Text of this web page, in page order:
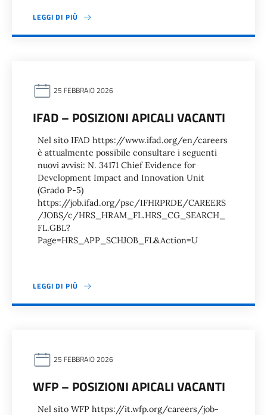
LEGGI DI PIÙ
25 FEBBRAIO 2026
IFAD – POSIZIONI APICALI VACANTI
Nel sito IFAD https://www.ifad.org/en/careers
è attualmente possibile consultare i seguenti
nuovi avvisi: N. 34171 Chief Evidence for
Development Impact and Innovation Unit
(Grado P-5)
https://job.ifad.org/psc/IFHRPRDE/CAREERS
/JOBS/c/HRS_HRAM_FL.HRS_CG_SEARCH_
FL.GBL?
Page=HRS_APP_SCHJOB_FL&Action=U
LEGGI DI PIÙ
25 FEBBRAIO 2026
WFP – POSIZIONI APICALI VACANTI
Nel sito WFP https://it.wfp.org/careers/job-